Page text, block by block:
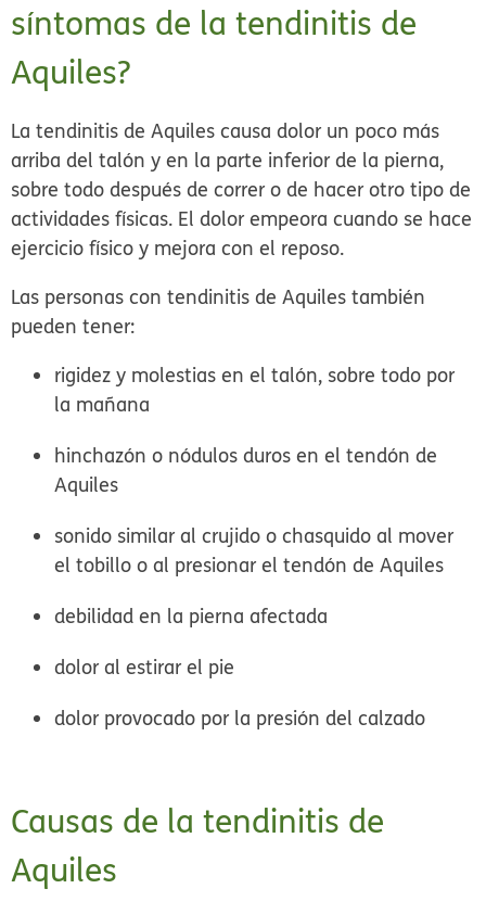
síntomas de la tendinitis de
Aquiles?
La tendinitis de Aquiles causa dolor un poco más
arriba del talón y en la parte inferior de la pierna,
sobre todo después de correr o de hacer otro tipo de
actividades físicas. El dolor empeora cuando se hace
ejercicio físico y mejora con el reposo.
Las personas con tendinitis de Aquiles también
pueden tener:
rigidez y molestias en el talón, sobre todo por
la mañana
hinchazón o nódulos duros en el tendón de
Aquiles
sonido similar al crujido o chasquido al mover
el tobillo o al presionar el tendón de Aquiles
debilidad en la pierna afectada
dolor al estirar el pie
dolor provocado por la presión del calzado
Causas de la tendinitis de
Aquiles